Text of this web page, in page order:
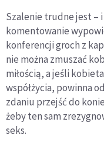
Szalenie trudne jest –
komentowanie
konferencji groch z
nie można zmuszać
miłością, a jeśli
współżycia, powinna
zdaniu przejść do
żeby ten sam
seks.